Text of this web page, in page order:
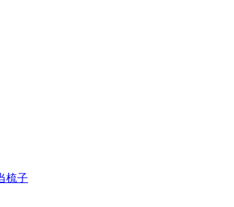
打老人 痛下狠手拳打脚踢
医生回应
家言论片面不公正
梳子